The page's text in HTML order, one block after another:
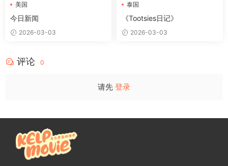
美国
今日新闻
2026-03-03
泰国
《Tootsies日记》
2026-03-03
评论 0
请先 登录